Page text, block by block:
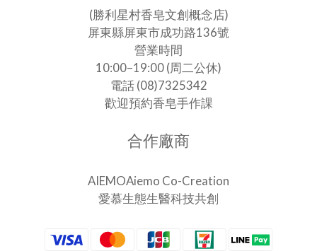
(勝利星村香皂文創概念店)
屏東縣屏東市成功路136號
營業時間
10:00–19:00 (周二公休)
電話 (08)7325342
歡迎預約香皂手作課
合作廠商
AIEMOAiemo Co-Creation
愛慕生態生醫科技共創